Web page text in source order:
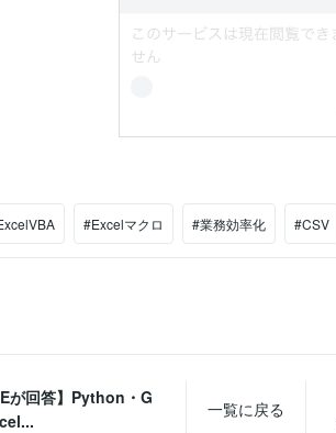
#Excelマクロ #業務効率化 #CSV
が回答】Python・G
一覧に戻る